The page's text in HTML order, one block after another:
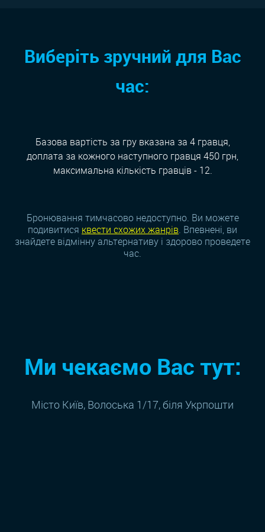
Виберіть зручний для Вас
час:
Базова вартість за гру вказана за 4 гравця,
доплата за кожного наступного гравця 450 грн,
максимальна кількість гравців - 12.
Бронювання тимчасово недоступно. Ви можете
подивитися квести схожих жанрiв. Впевнені, ви
знайдете відмінну альтернативу і здорово проведете
час.
Ми чекаємо Вас тут:
Місто Київ, Волоська 1/17, біля Укрпошти